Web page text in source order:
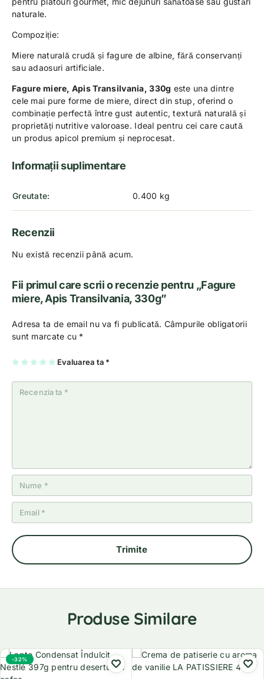
naturale.
Compoziție:
Miere naturală crudă și fagure de albine, fără conservanți
sau adaosuri artificiale.
Fagure miere, Apis Transilvania, 330g este una dintre
cele mai pure forme de miere, direct din stup, oferind o
combinație perfectă între gust autentic, textură naturală și
proprietăți nutritive valoroase. Ideal pentru cei care caută
un produs apicol premium și neprocesat.
Informații suplimentare
Greutate 0.400 kg
Recenzii
Nu există recenzii până acum.
Fii primul care scrii o recenzie pentru „Fagure
miere, Apis Transilvania, 330g”
Adresa ta de email nu va fi publicată. Câmpurile obligatorii
sunt marcate cu *
Evaluarea ta *
U
n
2
5
st
el
3
5
st
el
4
5
st
el
5
5
st
el
Produse Similare
-32%